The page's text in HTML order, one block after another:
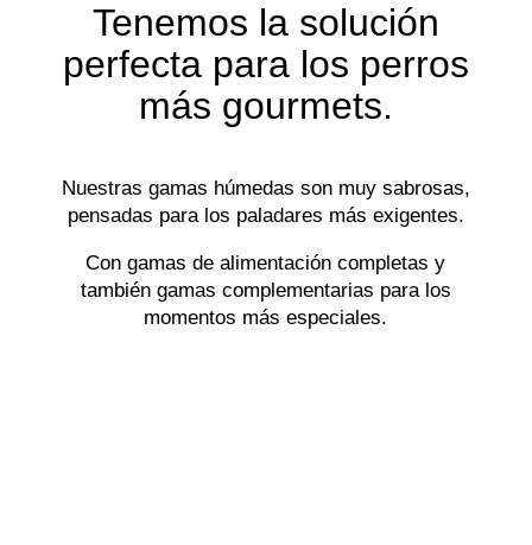
Tenemos la solución
perfecta para los perros
más gourmets.
Nuestras gamas húmedas son muy sabrosas,
pensadas para los paladares más exigentes.
Con gamas de alimentación completas y
también gamas complementarias para los
momentos más especiales.